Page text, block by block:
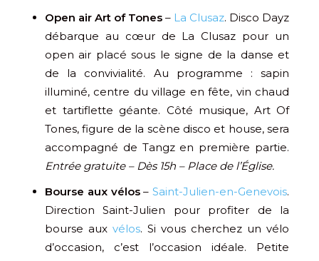
Open air Art of Tones – La Clusaz. Disco Dayz
débarque au cœur de La Clusaz pour un
open air placé sous le signe de la danse et
de la convivialité. Au programme : sapin
illuminé, centre du village en fête, vin chaud
et tartiflette géante. Côté musique, Art Of
Tones, figure de la scène disco et house, sera
accompagné de Tangz en première partie.
Entrée gratuite – Dès 15h – Place de l’Église.
Bourse aux vélos– Saint-Julien-en-Genevois.
Direction Saint-Julien pour profiter de la
bourse aux vélos. Si vous cherchez un vélo
d’occasion, c’est l’occasion idéale. Petite